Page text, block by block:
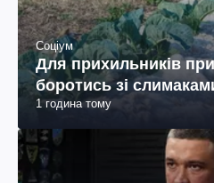
Соціум
Для прихильників
боротись зі
1 година тому